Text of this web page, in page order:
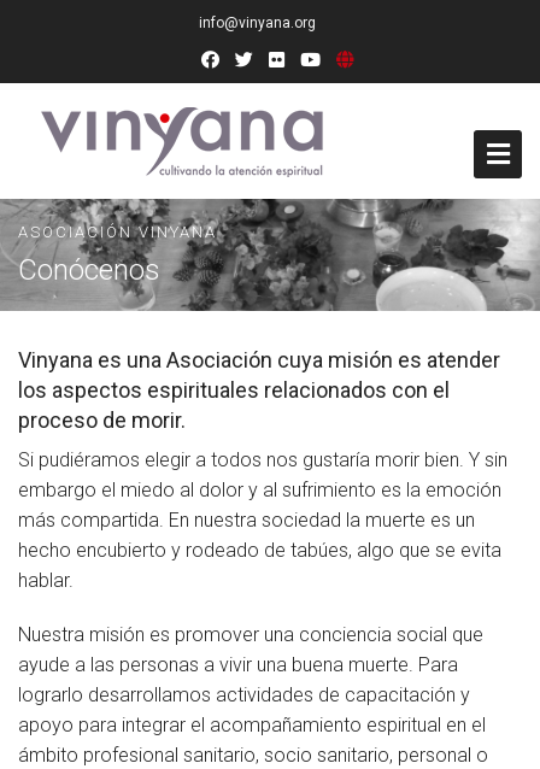
info@vinyana.org
Acceso
Conócenos
Junta Directiva
Presidencia de Honor
Docentes
Socios de Número
Colaboramos con
Formaciones
ASOCIACIÓN VINYANA
Conócenos
Vinyana es una Asociación cuya misión es atender
los aspectos espirituales relacionados con el
proceso de morir.
Si pudiéramos elegir a todos nos gustaría morir bien. Y sin
embargo el miedo al dolor y al sufrimiento es la emoción
más compartida. En nuestra sociedad la muerte es un
hecho encubierto y rodeado de tabúes, algo que se evita
hablar.
Nuestra misión es promover una conciencia social que
ayude a las personas a vivir una buena muerte. Para
lograrlo desarrollamos actividades de capacitación y
apoyo para integrar el acompañamiento espiritual en el
ámbito profesional sanitario, socio sanitario, personal o